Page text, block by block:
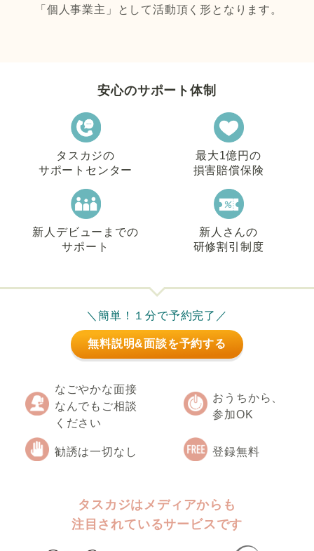
「個人事業主」として活動頂く形となります。
安心のサポート体制
タスカジの
サポートセンター
最大1億円の
損害賠償保険
新人デビューまでの
サポート
新人さんの
研修割引制度
＼簡単！１分で予約完了／
無料説明&面談を予約する
なごやかな面接
なんでもご相談
ください
おうちから、
参加OK
勧誘は一切なし 登録無料
タスカジはメディアからも
注目されているサービスです